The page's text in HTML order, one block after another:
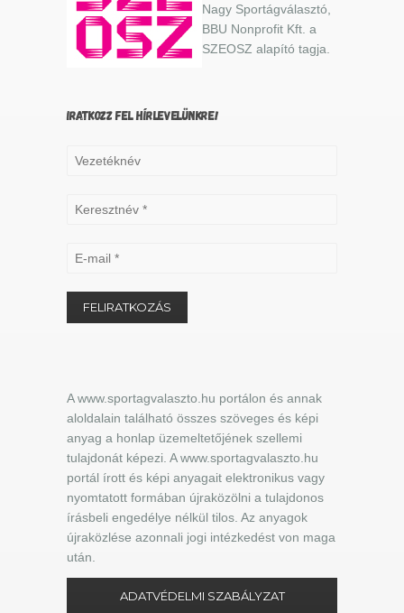
Nagy Sportágválasztó,
BBU Nonprofit Kft. a
SZEOSZ alapító tagja.
IRATKOZZ FEL HÍRLEVELÜNKRE!
A www.sportagvalaszto.hu portálon és annak
aloldalain található összes szöveges és képi
anyag a honlap üzemeltetőjének szellemi
tulajdonát képezi. A www.sportagvalaszto.hu
portál írott és képi anyagait elektronikus vagy
nyomtatott formában újraközölni a tulajdonos
írásbeli engedélye nélkül tilos. Az anyagok
újraközlése azonnali jogi intézkedést von maga
után.
ADATVÉDELMI SZABÁLYZAT